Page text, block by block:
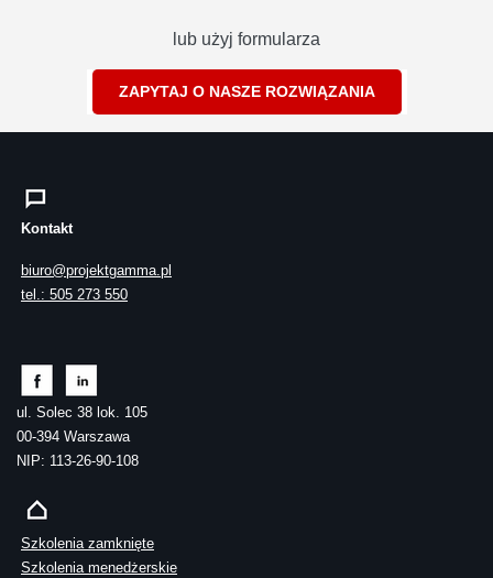
lub użyj formularza
ZAPYTAJ O NASZE ROZWIĄZANIA
Kontakt
biuro@projektgamma.pl
tel.: 505 273 550
ul. Solec 38 lok. 105
00-394 Warszawa
NIP: 113-26-90-108
Szkolenia zamknięte
Szkolenia menedżerskie